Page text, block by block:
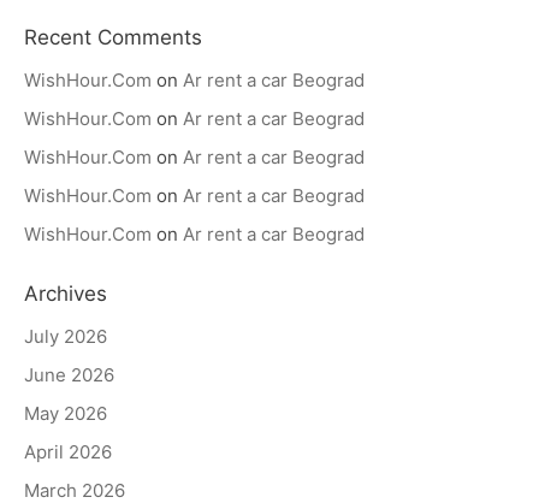
Recent Comments
WishHour.Com on Ar rent a car Beograd
WishHour.Com on Ar rent a car Beograd
WishHour.Com on Ar rent a car Beograd
WishHour.Com on Ar rent a car Beograd
WishHour.Com on Ar rent a car Beograd
Archives
July 2026
June 2026
May 2026
April 2026
March 2026